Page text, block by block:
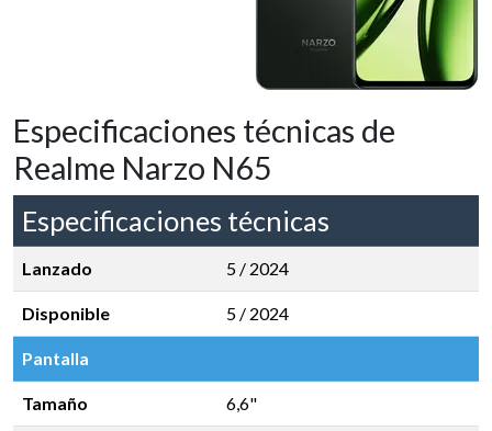
Especificaciones técnicas de
Realme Narzo N65
Especificaciones técnicas
Lanzado 5 / 2024
Disponible 5 / 2024
Pantalla
Tamaño 6,6"